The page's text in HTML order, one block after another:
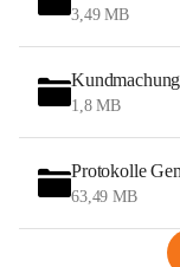
3,49 MB
1,8 MB
Protokolle
63,49 MB